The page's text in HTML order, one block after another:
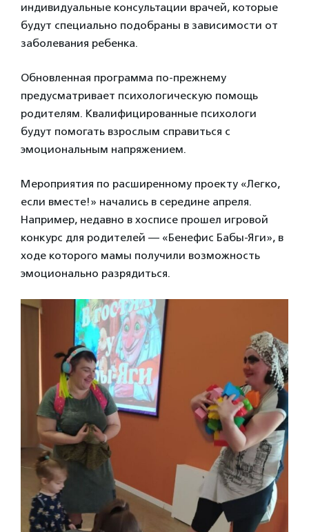
индивидуальные консультации врачей, которые
будут специально подобраны в зависимости от
заболевания ребенка.
Обновленная программа по-прежнему
предусматривает психологическую помощь
родителям. Квалифицированные психологи
будут помогать взрослым справиться с
эмоциональным напряжением.
Мероприятия по расширенному проекту «Легко,
если вместе!» начались в середине апреля.
Например, недавно в хосписе прошел игровой
конкурс для родителей — «Бенефис Бабы-Яги», в
ходе которого мамы получили возможность
эмоционально разрядиться.